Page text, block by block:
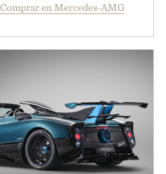
Comprar en Mercedes-AMG